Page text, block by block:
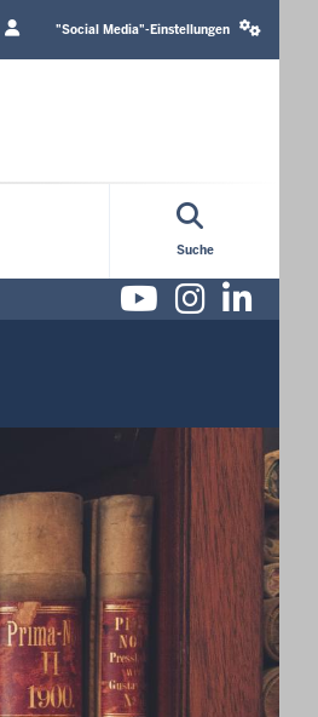
media
"Social Media"-Einstellungen
Suche
Youtube